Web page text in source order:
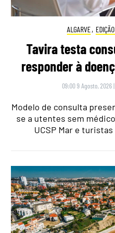
ALGARVE,
Tavira testa
responder à
09:00 9 Agosto, 2026 |
Modelo de consulta
se a utentes sem
UCSP Mar e